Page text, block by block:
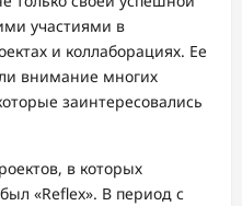
участиями в
и коллаборациях. Ее
внимание многих
заинтересовались
в которых
«Reflex». В период с